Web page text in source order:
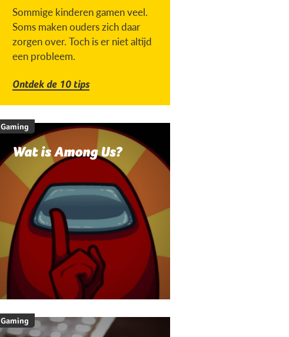
Sommige kinderen gamen veel.
Soms maken ouders zich daar
zorgen over. Toch is er niet altijd
een probleem.
Ontdek de 10 tips
Gaming
Wat is Among Us?
Gaming